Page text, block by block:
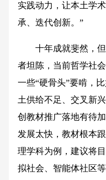
实践动力，让本土学
承、迭代创新。”
十年成就斐然，但
者坦陈，当前哲学社
一些“硬骨头”要啃，
土供给不足、交叉新
创教材推广落地有待
发展太快，教材根本
理学科为例，建议将
拟社会、智能体社区